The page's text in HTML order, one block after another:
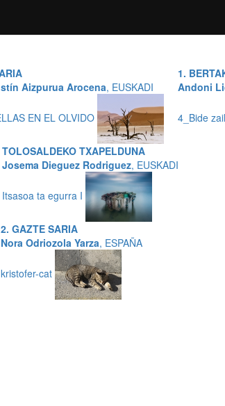
Aizpurua Arocena, EUSKADI
EN EL OLVIDO
1.
Andoni
4_Bide
TOLOSALDEKO TXAPELDUNA
Josema Dieguez Rodriguez, EUSKADI
Itsasoa ta egurra I
2. GAZTE SARIA
Nora Odriozola Yarza, ESPAÑA
kristofer-cat